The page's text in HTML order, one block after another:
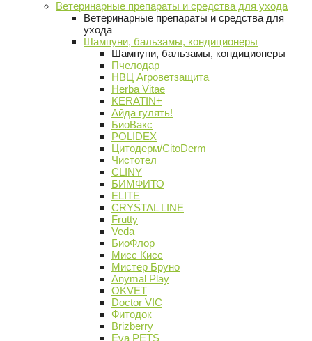
Ветеринарные препараты и средства для ухода
Ветеринарные препараты и средства для
ухода
Шампуни, бальзамы, кондиционеры
Шампуни, бальзамы, кондиционеры
Пчелодар
НВЦ Агроветзащита
Herba Vitae
KERATIN+
Айда гулять!
БиоВакс
POLIDEX
Цитодерм/CitoDerm
Чистотел
CLINY
БИМФИТО
ELITE
CRYSTAL LINE
Frutty
Veda
БиоФлор
Мисс Кисс
Мистер Бруно
Anymal Play
OKVET
Doctor VIC
Фитодок
Brizberry
Eva PETS